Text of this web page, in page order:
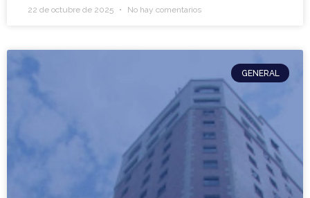
22 de octubre de 2025 No hay comentarios
GENERAL